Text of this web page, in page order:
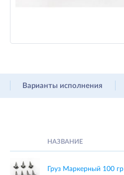
Варианты исполнения
НАЗВАНИЕ
Груз Маркерный 100 гр